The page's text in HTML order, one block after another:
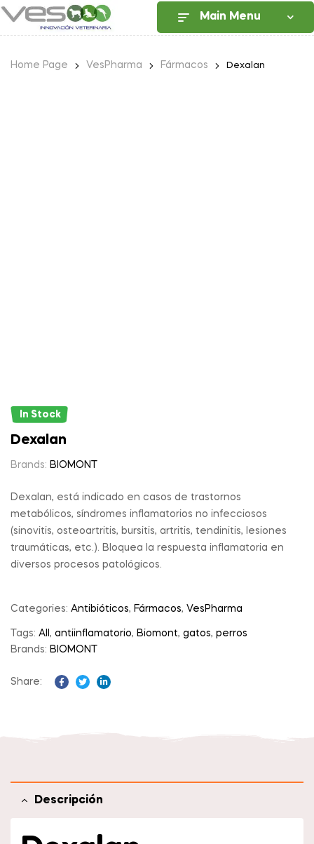
Main Menu
Home Page VesPharma Fármacos Dexalan
In Stock
Dexalan
Brands: BIOMONT
Dexalan, está indicado en casos de trastornos
metabólicos, síndromes inflamatorios no infecciosos
(sinovitis, osteoartritis, bursitis, artritis, tendinitis, lesiones
traumáticas, etc.). Bloquea la respuesta inflamatoria en
diversos procesos patológicos.
Categories: Antibióticos, Fármacos, VesPharma
Tags: All , antiinflamatorio, Biomont, gatos, perros
Brands: BIOMONT
Share:
Descripción